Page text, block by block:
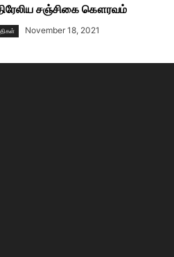
சஞ்சிகை கௌரவம்
November 18, 2021